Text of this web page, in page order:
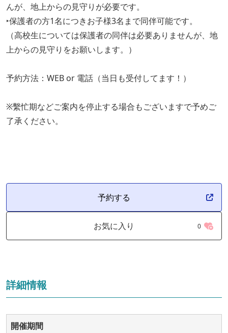
んが、地上からの見守りが必要です。
‣保護者の方1名につきお子様3名まで同伴可能です。
（高校生については保護者の同伴は必要ありませんが、地
上からの見守りをお願いします。）
予約方法：WEB or 電話（当日も受付してます！）
※繫忙期などご案内を停止する場合もございますで予めご
了承ください。
予約する
お気に入り 0
詳細情報
開催期間